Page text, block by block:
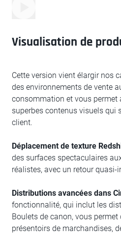
Visualisation de
Cette version vient élargir nos
des environnements de vente
consommation et vous permet
superbes contenus visuels qui
client.
Déplacement de texture
des surfaces spectaculaires
réalistes, avec un retour quasi-
Distributions avancées dans
fonctionnalité, qui inclut les
Boulets de canon, vous
présentoirs de marchandises,